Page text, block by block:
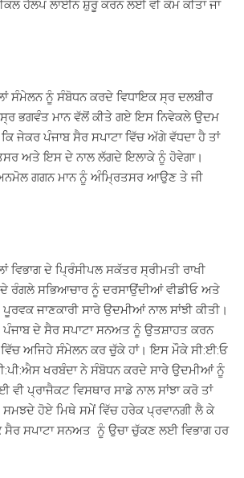
ਹੈਲਪ ਲਾਈਨ ਸ਼ੁਰੂ ਕਰਨ ਲਈ ਵੀ ਕੰਮ ਕੀਤਾ ਜਾ
ਨੂੰ ਸੰਬੋਧਨ ਕਰਦੇ ਵਿਧਾਇਕ ਸ੍ਰ ਦਲਬੀਰ
ਭਗਵੰਤ ਮਾਨ ਵੱਲੋਂ ਕੀਤੇ ਗਏ ਇਸ ਨਿਵੇਕਲੇ ਉਦਮ
ਜੇਕਰ ਪੰਜਾਬ ਸੈਰ ਸਪਾਟਾ ਵਿੱਚ ਅੱਗੇ ਵੱਧਦਾ ਹੈ ਤਾਂ
ਅਤੇ ਇਸ ਦੇ ਨਾਲ ਲੱਗਦੇ ਇਲਾਕੇ ਨੂੰ ਹੋਵੇਗਾ।
ਗਗਨ ਮਾਨ ਨੂੰ ਅੰਮ੍ਰਿਤਸਰ ਆਉਣ ਤੇ ਜੀ
ਦੇ ਪ੍ਰਿੰਸੀਪਲ ਸਕੱਤਰ ਸ੍ਰੀਮਤੀ ਰਾਖੀ
ਦੇ ਰੰਗਲੇ ਸਭਿਆਚਾਰ ਨੂੰ ਦਰਸਾਉਂਦੀਆਂ ਵੀਡੀਓ ਅਤੇ
ਜਾਣਕਾਰੀ ਸਾਰੇ ਉਦਮੀਆਂ ਨਾਲ ਸਾਂਝੀ ਕੀਤੀ।
ਦੇ ਸੈਰ ਸਪਾਟਾ ਸਨਅਤ ਨੂੰ ਉਤਸ਼ਾਹਤ ਕਰਨ
ਅਜਿਹੇ ਸੰਮੇਲਨ ਕਰ ਚੁੱਕੇ ਹਾਂ। ਇਸ ਮੌਕੇ ਸੀ:ਈ:ਓ
ਖਰਬੰਦਾ ਨੇ ਸੰਬੋਧਨ ਕਰਦੇ ਸਾਰੇ ਉਦਮੀਆਂ ਨੂੰ
ਵੀ ਪ੍ਰਾਜੈਕਟ ਵਿਸਥਾਰ ਸਾਡੇ ਨਾਲ ਸਾਂਝਾ ਕਰੋ ਤਾਂ
ਹੋਏ ਮਿਥੇ ਸਮੇਂ ਵਿੱਚ ਹਰੇਕ ਪ੍ਰਵਾਨਗੀ ਲੈ ਕੇ
ਸੈਰ ਸਪਾਟਾ ਸਨਅਤ ਨੂੰ ਉਚਾ ਚੁੱਕਣ ਲਈ ਵਿਭਾਗ ਹਰ